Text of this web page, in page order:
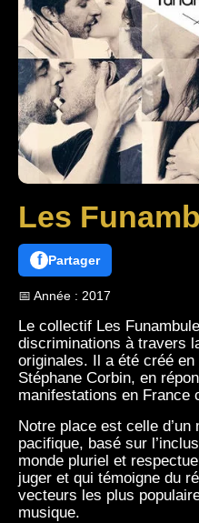
Les
f Partager
📅 Année : 2017
Le collectif Les
discriminations à travers
originales. Il a été créé
Stéphane Corbin, en
manifestations en France
Notre place est celle
pacifique, basé sur
monde pluriel et
juger et qui témoigne du
vecteurs les plus
musique.